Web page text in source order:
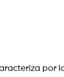
por